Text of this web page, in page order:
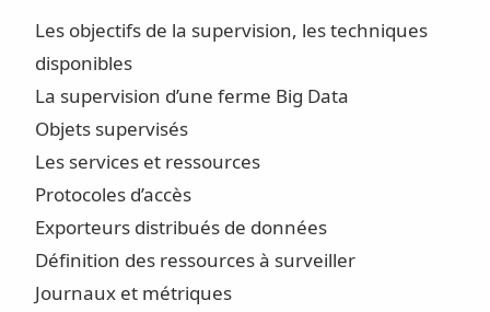
Les objectifs de la supervision, les techniques
disponibles
La supervision d’une ferme Big Data
Objets supervisés
Les services et ressources
Protocoles d’accès
Exporteurs distribués de données
Définition des ressources à surveiller
Journaux et métriques